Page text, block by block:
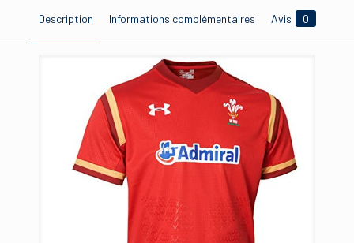
Description Informations complémentaires Avis 0